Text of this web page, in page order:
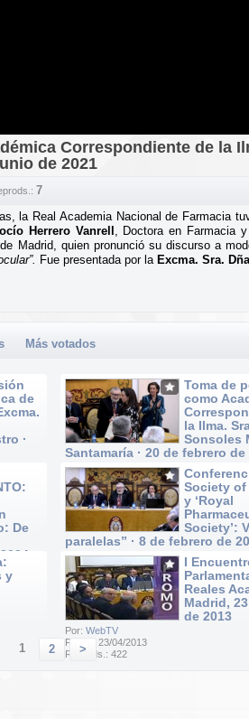
Correspondiente de la
de 2021
7
la Real Academia Nacional de Farmacia
Herrero Vanrell , Doctora en Farmacia
Madrid, quien pronunció su discurso a
Fue presentada por la Excma. Sra.
Más votados
de
·
Toma de
como
la Ilma.
Sonsoles
Santamaría · 20 de febrero de
Por:WebTV
Fecha: 20/02/2024
Reprods.: 52
De
Society of
y ‘Royal
Society’:
paralelas” · 8 de febrero de
Por:WebTV
Fecha: 08/02/2024
Reprods.: 20
y
I
Reales
Madrid,
de 2013
Por: WebTV
Fecha: 23/04/2013
Reprods.: 422
1 2 >